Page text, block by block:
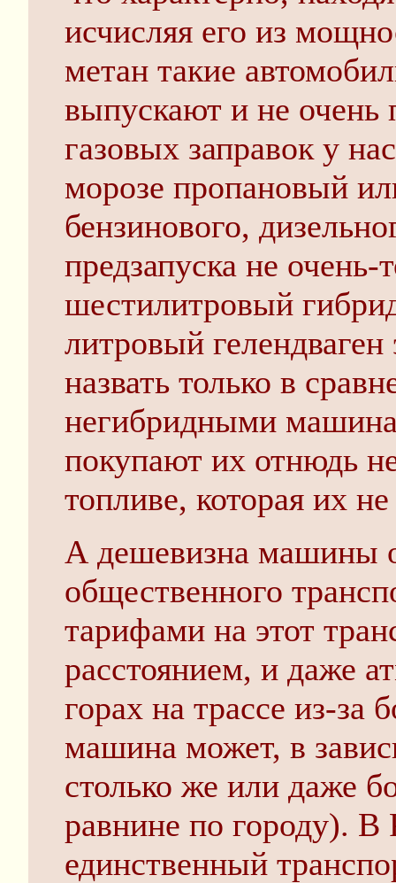
исчисляя его из
метан такие
выпускают и не
газовых заправок у
морозе пропановый
бензинового,
предзапуска не
шестилитровый
литровый
назвать только в
негибридными
покупают их отнюдь
топливе, которая их
А дешевизна машины
общественного
тарифами на этот
расстоянием, и даже
горах на трассе из-за
машина может, в
столько же или даже
равнине по городу). В
единственный